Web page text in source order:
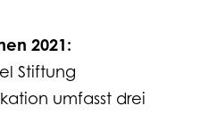
2021:
Stiftung
umfasst drei